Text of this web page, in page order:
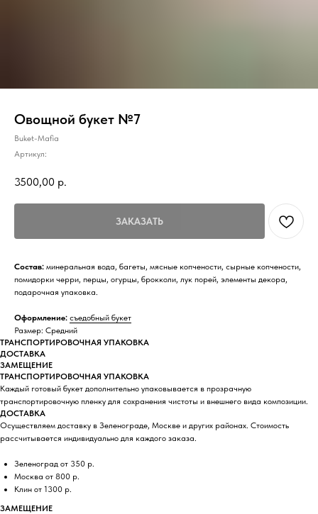
Овощной букет №7
Buket-Mafia
Артикул:
3500,00 р.
ЗАКАЗАТЬ
Состав: минеральная вода, багеты, мясные копчености, сырные копчености,
помидорки черри, перцы, огурцы, брокколи, лук порей, элементы декора,
подарочная упаковка.
Оформление: съедобный букет
Размер: Средний
ТРАНСПОРТИРОВОЧНАЯ УПАКОВКА
ДОСТАВКА
ЗАМЕЩЕНИЕ
ТРАНСПОРТИРОВОЧНАЯ УПАКОВКА
Каждый готовый букет дополнительно упаковывается в прозрачную
транспортировочную пленку для сохранения чистоты и внешнего вида композиции.
ДОСТАВКА
Осуществляем доставку в Зеленограде, Москве и других районах. Стоимость
рассчитывается индивидуально для каждого заказа.
Зеленоград от 350 р.
Москва от 800 р.
Клин от 1300 р.
ЗАМЕЩЕНИЕ